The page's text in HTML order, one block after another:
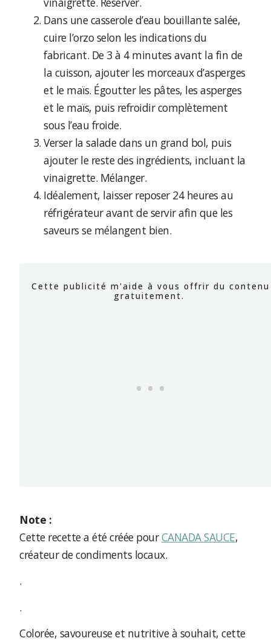
Dans une casserole d’eau bouillante salée,
cuire l’orzo selon les indications du
fabricant. De 3 à 4 minutes avant la fin de
la cuisson, ajouter les morceaux d’asperges
et le maïs. Égoutter les pâtes, les asperges
et le maïs, puis refroidir complètement
sous l’eau froide.
Verser la salade dans un grand bol, puis
ajouter le reste des ingrédients, incluant la
vinaigrette. Mélanger.
Idéalement, laisser reposer 24 heures au
réfrigérateur avant de servir afin que les
saveurs se mélangent bien.
Note :
Cette recette a été créée pourCANADA SAUCE,
créateur de condiments locaux.
.
.
Colorée, savoureuse et nutritive à souhait, cette